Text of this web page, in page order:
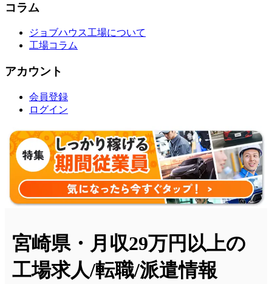
コラム
ジョブハウス工場について
工場コラム
アカウント
会員登録
ログイン
宮崎県・月収29万円以上の
工場求人/転職/派遣情報